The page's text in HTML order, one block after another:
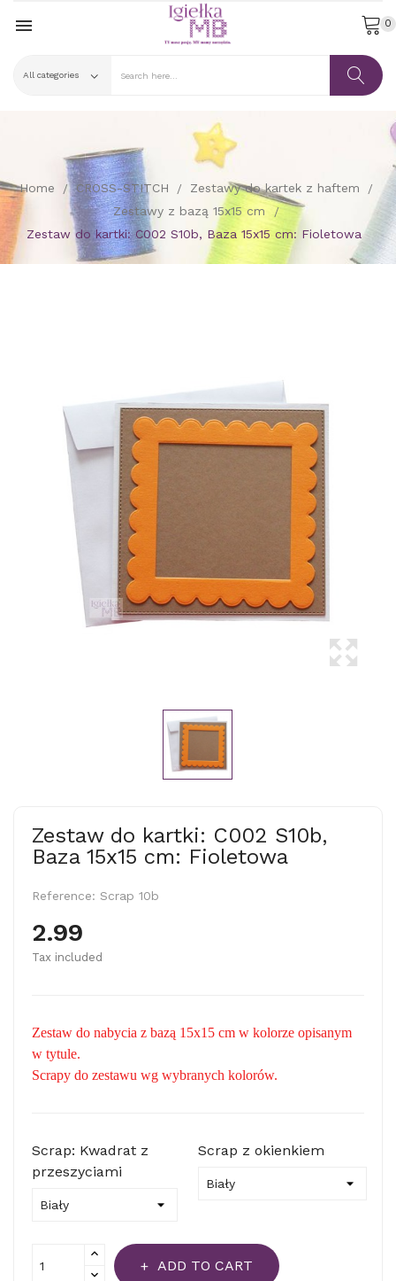
 0
Home CROSS-STITCH
Zestawy do kartek z haftem
Zestawy z bazą 15x15 cm
Zestaw do kartki: C002 S10b, Baza 15x15 cm: Fioletowa
Zestaw do kartki: C002 S10b,
Baza 15x15 cm: Fioletowa
Reference: Scrap 10b
2.99
Tax included
Zestaw do nabycia z bazą 15x15 cm w kolorze opisanym
w tytule.
Scrapy do zestawu wg wybranych kolorów.
Scrap: Kwadrat z
przeszyciami
Scrap z okienkiem
ADD TO CART